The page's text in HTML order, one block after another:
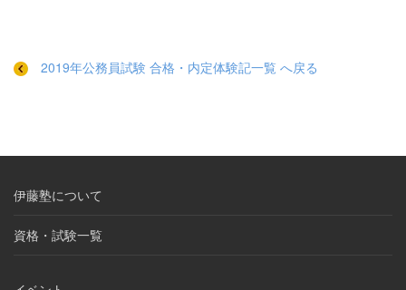
2019年公務員試験 合格・内定体験記一覧 へ戻る
伊藤塾について
資格・試験一覧